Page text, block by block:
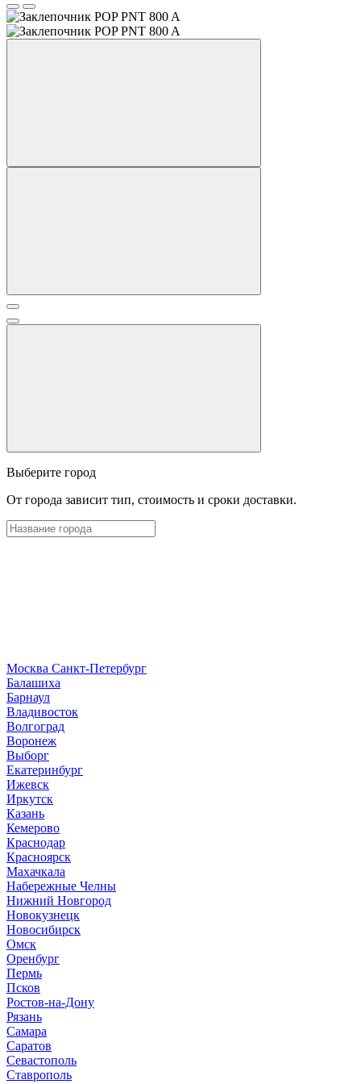
Выберите город
От города зависит тип, стоимость и сроки доставки.
Москва Санкт-Петербург
Балашиха
Барнаул
Владивосток
Волгоград
Воронеж
Выборг
Екатеринбург
Ижевск
Иркутск
Казань
Кемерово
Краснодар
Красноярск
Махачкала
Набережные Челны
Нижний Новгород
Новокузнецк
Новосибирск
Омск
Оренбург
Пермь
Псков
Ростов-на-Дону
Рязань
Самара
Саратов
Севастополь
Ставрополь